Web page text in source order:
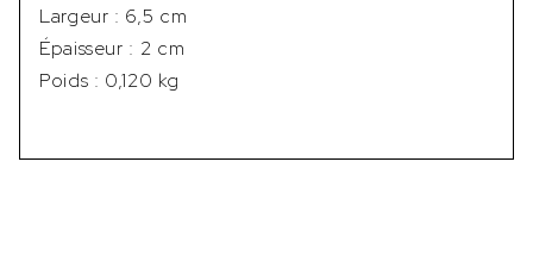
Largeur : 6,5 cm
Épaisseur : 2 cm
Poids : 0,120 kg